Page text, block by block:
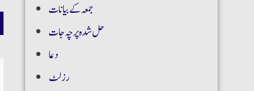
جمعہ کے بیانات
حل شدہ پرچہ جات
دعا
رزلٹ